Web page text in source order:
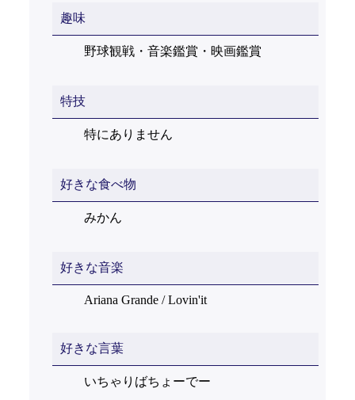
趣味
野球観戦・音楽鑑賞・映画鑑賞
特技
特にありません
好きな食べ物
みかん
好きな音楽
Ariana Grande / Lovin'it
好きな言葉
いちゃりばちょーでー